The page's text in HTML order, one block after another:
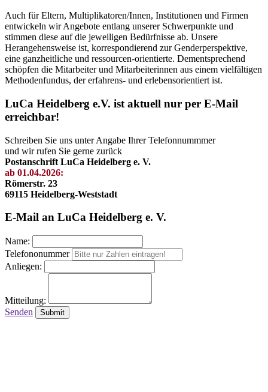
Auch für Eltern, Multiplikatoren/Innen, Institutionen und Firmen
entwickeln wir Angebote entlang unserer Schwerpunkte und
stimmen diese auf die jeweiligen Bedürfnisse ab. Unsere
Herangehensweise ist, korrespondierend zur Genderperspektive,
eine ganzheitliche und ressourcen-orientierte. Dementsprechend
schöpfen die Mitarbeiter und Mitarbeiterinnen aus einem vielfältigen
Methodenfundus, der erfahrens- und erlebensorientiert ist.
LuCa Heidelberg e.V. ist aktuell nur per E-Mail
erreichbar!
Schreiben Sie uns unter Angabe Ihrer Telefonnummmer
und wir rufen Sie gerne zurück
Postanschrift LuCa Heidelberg e. V.
ab 01.04.2026:
Römerstr. 23
69115 Heidelberg-Weststadt
E-Mail an LuCa Heidelberg e. V.
Name:
Telefononummer
Anliegen:
Mitteilung:
Senden